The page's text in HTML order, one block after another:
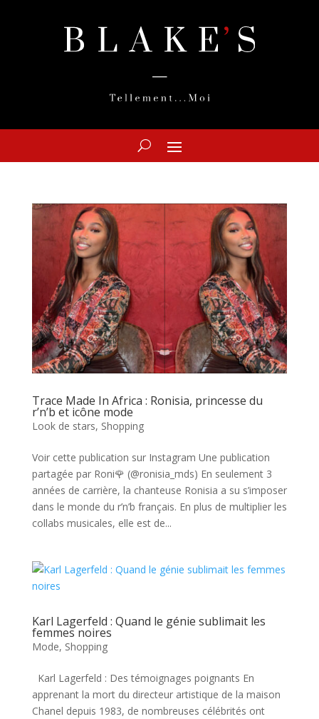
Trace Made In Africa : Ronisia, princesse du
r’n’b et icône mode
Look de stars, Shopping
Voir cette publication sur Instagram Une publication
partagée par Roni🌹 (@ronisia_mds) En seulement 3
années de carrière, la chanteuse Ronisia a su s’imposer
dans le monde du r’n’b français. En plus de multiplier les
collabs musicales, elle est de...
Karl Lagerfeld : Quand le génie sublimait les
femmes noires
Mode, Shopping
Karl Lagerfeld : Des témoignages poignants En
apprenant la mort du directeur artistique de la maison
Chanel depuis 1983, de nombreuses célébrités ont